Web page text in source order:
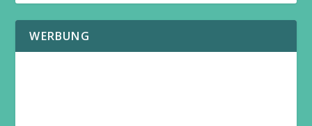
WERBUNG